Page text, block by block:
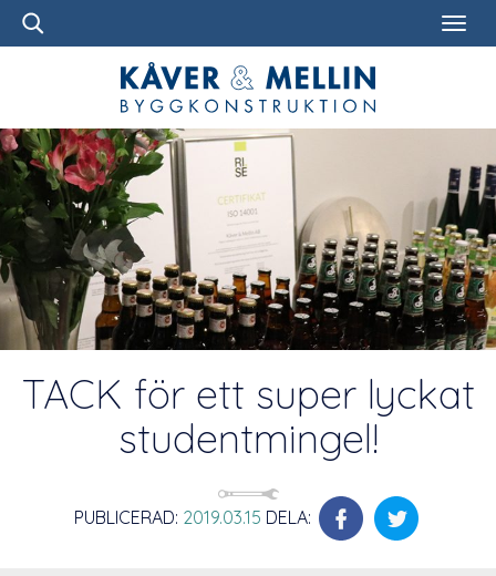
TACK för ett super lyckat
studentmingel!
PUBLICERAD: 2019.03.15 DELA: